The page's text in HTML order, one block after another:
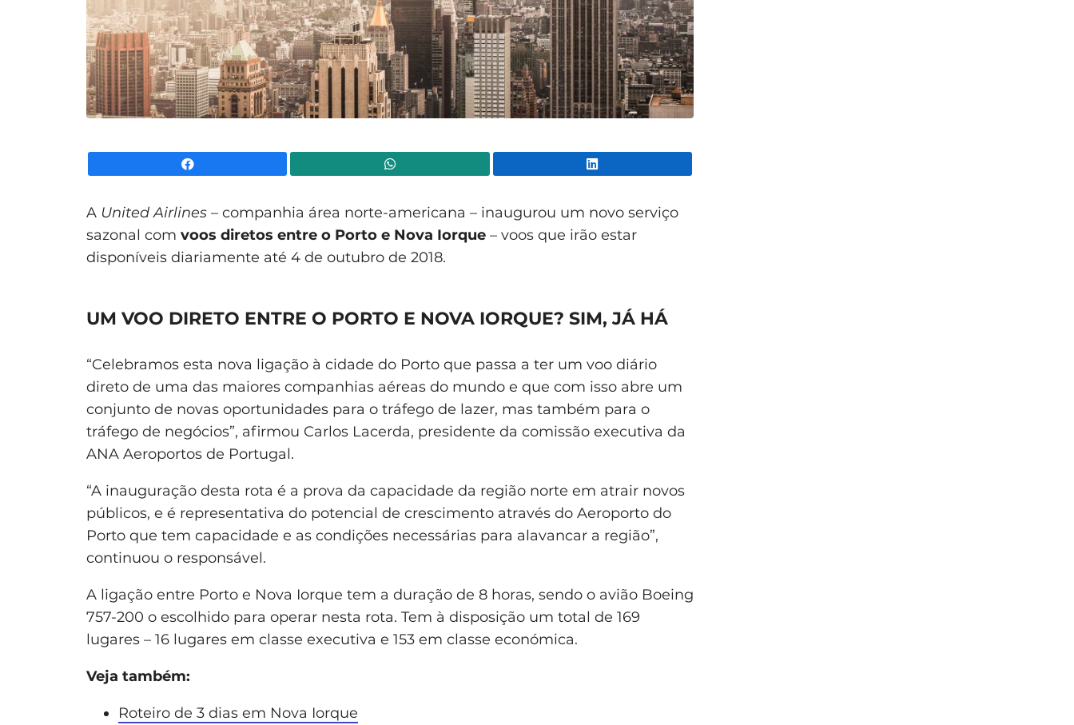
A United Airlines – companhia área norte-americana – inaugurou um novo serviço
sazonal com voos diretos entre o Porto e Nova Iorque – voos que irão estar
disponíveis diariamente até 4 de outubro de 2018.
UM VOO DIRETO ENTRE O PORTO E NOVA IORQUE? SIM, JÁ HÁ
“Celebramos esta nova ligação à cidade do Porto que passa a ter um voo diário
direto de uma das maiores companhias aéreas do mundo e que com isso abre um
conjunto de novas oportunidades para o tráfego de lazer, mas também para o
tráfego de negócios”, afirmou Carlos Lacerda, presidente da comissão executiva da
ANA Aeroportos de Portugal.
“A inauguração desta rota é a prova da capacidade da região norte em atrair novos
públicos, e é representativa do potencial de crescimento através do Aeroporto do
Porto que tem capacidade e as condições necessárias para alavancar a região”,
continuou o responsável.
A ligação entre Porto e Nova Iorque tem a duração de 8 horas, sendo o avião Boeing
757-200 o escolhido para operar nesta rota. Tem à disposição um total de 169
lugares – 16 lugares em classe executiva e 153 em classe económica.
Veja também:
Roteiro de 3 dias em Nova Iorque